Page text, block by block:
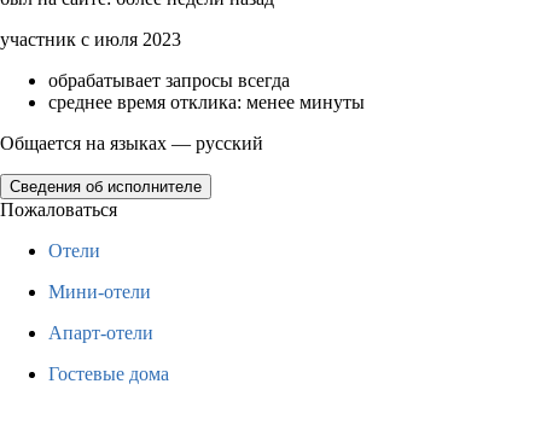
участник с июля 2023
обрабатывает запросы всегда
среднее время отклика: менее минуты
Общается на языках — русский
Сведения об исполнителе
Пожаловаться
Отели
Мини-отели
Апарт-отели
Гостевые дома